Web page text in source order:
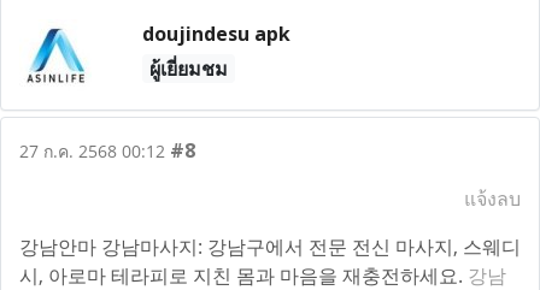
doujindesu apk
ผู้เยี่ยมชม
27 ก.ค. 2568 00:12 #8
แจ้งลบ
강남안마 강남마사지: 강남구에서 전문 전신 마사지, 스웨디
시, 아로마 테라피로 지친 몸과 마음을 재충전하세요. 강남